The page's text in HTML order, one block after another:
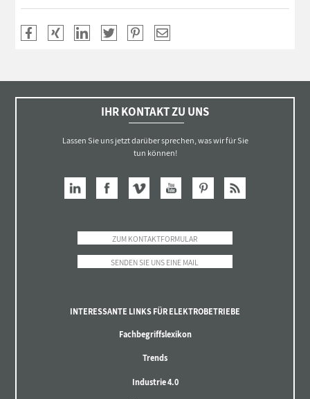
IHR KONTAKT ZU UNS
Lassen Sie uns jetzt darüber sprechen, was wir für Sie
tun können!
ZUM KONTAKTFORMULAR
SENDEN SIE UNS EINE MAIL
INTERESSANTE LINKS FÜR ELEKTROBETRIEBE
Fachbegriffslexikon
Trends
Industrie 4.0